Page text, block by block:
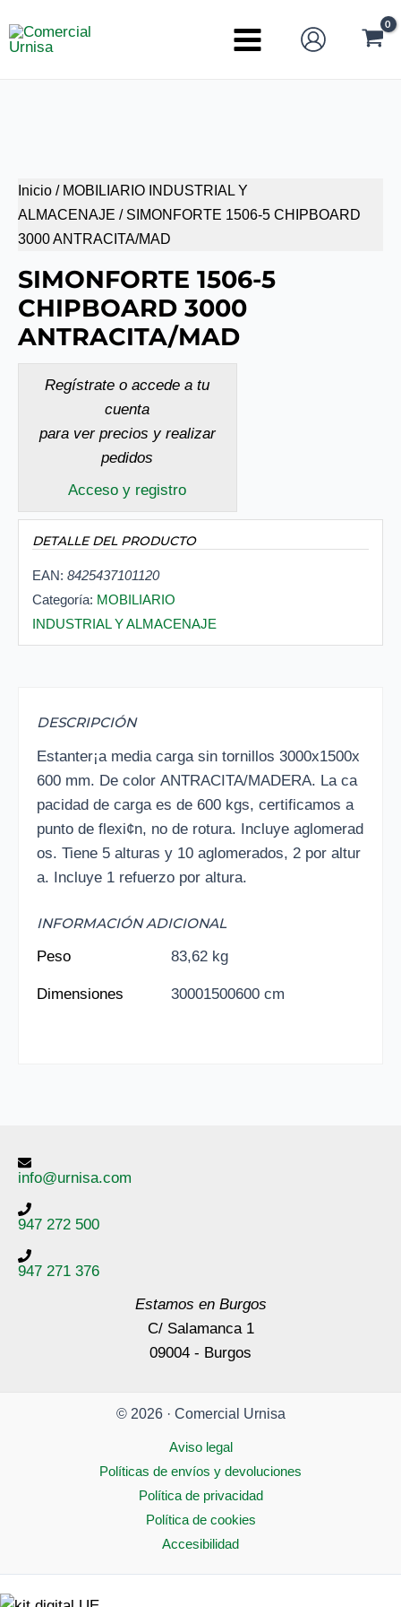
al
Main
Inicio / MOBILIARIO INDUSTRIAL Y
ALMACENAJE / SIMONFORTE 1506-5 CHIPBOARD
3000 ANTRACITA/MAD
SIMONFORTE 1506-5
CHIPBOARD 3000
ANTRACITA/MAD
Regístrate o accede a tu
cuenta
para ver precios y realizar
pedidos
Acceso y registro
DETALLE DEL PRODUCTO
EAN: 8425437101120
Categoría: MOBILIARIO
INDUSTRIAL Y ALMACENAJE
DESCRIPCIÓN
Estanter¡a media carga sin tornillos 3000x1500x
600 mm. De color ANTRACITA/MADERA. La ca
pacidad de carga es de 600 kgs, certificamos a
punto de flexi¢n, no de rotura. Incluye aglomerad
os. Tiene 5 alturas y 10 aglomerados, 2 por altur
a. Incluye 1 refuerzo por altura.
INFORMACIÓN ADICIONAL
Peso
83,62 kg
Dimensiones 30001500600 cm
info@urnisa.com
947 272 500
947 271 376
Estamos en Burgos
C/ Salamanca 1
09004 - Burgos
© 2026 · Comercial Urnisa
Aviso legal
Políticas de envíos y devoluciones
Política de privacidad
Política de cookies
Accesibilidad